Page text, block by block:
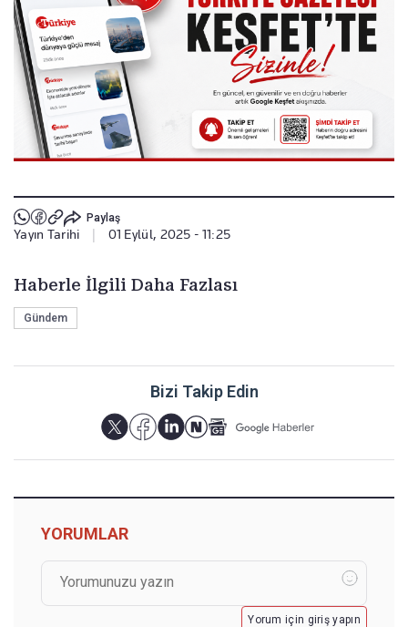
Paylaş
Yayın Tarihi 01 Eylül, 2025 - 11:25
Haberle İlgili Daha Fazlası
Gündem
Bizi Takip Edin
YORUMLAR
Yorum için giriş yapın